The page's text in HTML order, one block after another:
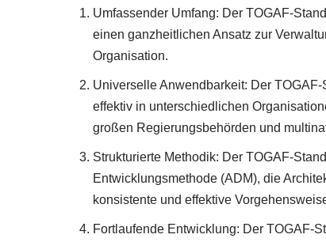
Umfassender Umfang: Der TOGAF-
einen ganzheitlichen Ansatz zur
Organisation.
Universelle Anwendbarkeit: Der
effektiv in unterschiedlichen
großen Regierungsbehörden und
Strukturierte Methodik: Der TOGAF-
Entwicklungsmethode (ADM), die
konsistente und effektive
Fortlaufende Entwicklung: Der TOGAF-